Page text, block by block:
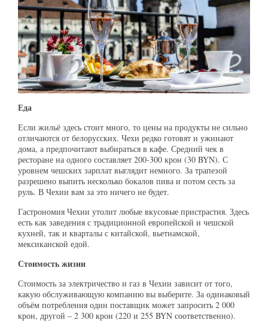
Еда
Если жильё здесь стоит много, то цены на продукты не сильно
отличаются от белорусских. Чехи редко готовят и ужинают
дома, а предпочитают выбираться в кафе. Средний чек в
ресторане на одного составляет 200-300 крон (30 BYN). С
уровнем чешских зарплат выглядит немного. За трапезой
разрешено выпить несколько бокалов пива и потом сесть за
руль. В Чехии вам за это ничего не будет.
Гастрономия Чехии утолит любые вкусовые пристрастия. Здесь
есть как заведения с традиционной европейской и чешской
кухней, так и кварталы с китайской, вьетнамской,
мексиканской едой.
Стоимость жизни
Стоимость за электричество и газ в Чехии зависит от того,
какую обслуживающую компанию вы выберите. За одинаковый
объём потребления один поставщик может запросить 2 000
крон, другой – 2 300 крон (220 и 255 BYN соответственно).